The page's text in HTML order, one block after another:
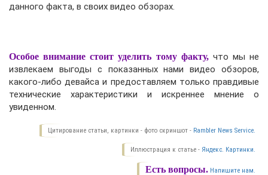
данного факта, в своих видео обзорах.
Особое внимание стоит уделить тому факту,что мы не
извлекаем выгоды с показанных нами видео обзоров,
какого-либо девайса и предоставляем только правдивые
технические характеристики и искреннее мнение о
увиденном.
Цитирование статьи, картинки - фото скриншот - Rambler News Service.
Иллюстрация к статье - Яндекс. Картинки.
Есть вопросы. Напишите нам.